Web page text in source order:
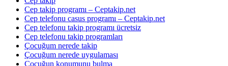
Cep takip programı – Ceptakip.net
Cep telefonu casus programı – Ceptakip.net
Cep telefonu takip programı ücretsiz
Cep telefonu takip programları
Çocuğum nerede takip
Çocuğum nerede uygulaması
Çocuğun konumunu bulma